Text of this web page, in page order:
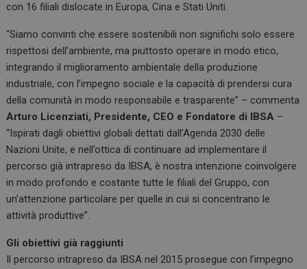
con 16 filiali dislocate in Europa, Cina e Stati Uniti.
“Siamo convinti che essere sostenibili non significhi solo essere
rispettosi dell’ambiente, ma piuttosto operare in modo etico,
integrando il miglioramento ambientale della produzione
industriale, con l’impegno sociale e la capacità di prendersi cura
della comunità in modo responsabile e trasparente” – commenta
Arturo Licenziati, Presidente, CEO e Fondatore di IBSA –
“Ispirati dagli obiettivi globali dettati dall’Agenda 2030 delle
Nazioni Unite, e nell’ottica di continuare ad implementare il
percorso già intrapreso da IBSA, è nostra intenzione coinvolgere
in modo profondo e costante tutte le filiali del Gruppo, con
un’attenzione particolare per quelle in cui si concentrano le
attività produttive”.
Gli obiettivi già raggiunti
Il percorso intrapreso da IBSA nel 2015 prosegue con l’impegno